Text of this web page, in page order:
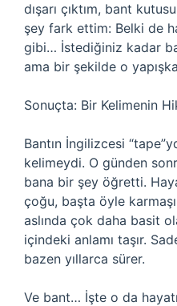
dışarı çıktım, bant
şey fark ettim: Belki de
gibi… İstediğiniz kadar
ama bir şekilde o
Sonuçta: Bir Kelimenin
Bantın İngilizcesi
kelimeydi. O günden
bana bir şey öğretti.
çoğu, başta öyle
aslında çok daha basit
içindeki anlamı taşır.
bazen yıllarca sürer.
Ve bant… İşte o da